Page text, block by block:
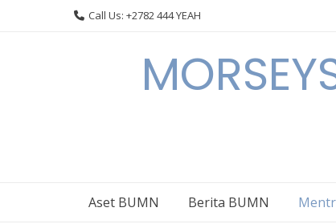
Call Us: +2782 444 YEAH
Aset BUMN Berita BUMN